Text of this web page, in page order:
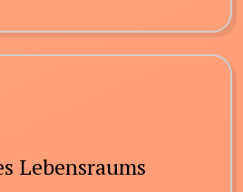
Lebensraums